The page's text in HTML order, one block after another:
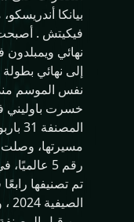
بيانكا
فيكيتش .
نهائي
إلى نهائي
خسرت باوليني في
مسيرتها،
رقم 5 عالميًا، في 15 يوليو 2024.
تم تصنيفها